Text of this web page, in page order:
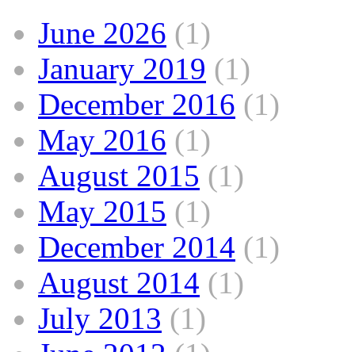
June 2026 (1)
January 2019 (1)
December 2016 (1)
May 2016 (1)
August 2015 (1)
May 2015 (1)
December 2014 (1)
August 2014 (1)
July 2013 (1)